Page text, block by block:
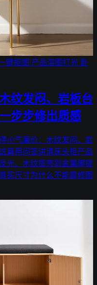
键抠图 产品溶图打光 卧
纹发闷、岩板台
步步修出质感
小气廉价：木纹发闷、岩
篇用问答讲清床头柜产品
光、木纹提亮到金属脚提
实尺寸为什么不能靠修图